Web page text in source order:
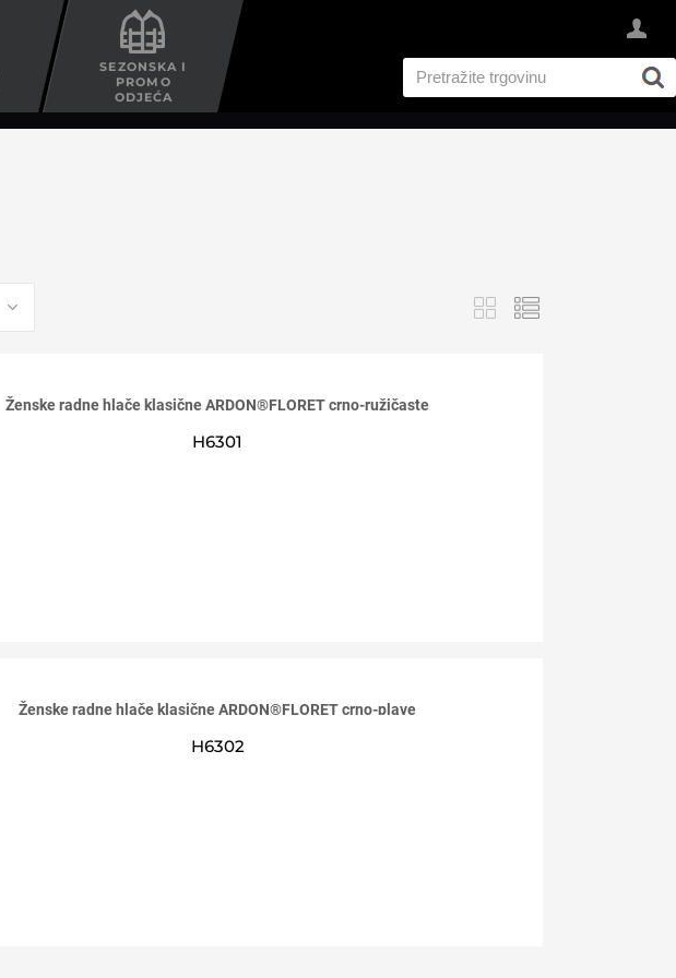
SEZONSKA I
PROMO
ODJEĆA
Ženske radne hlače klasične ARDON®FLORET crno-ružičaste
H6301
Ženske radne hlače klasične ARDON®FLORET crno-plave
H6302